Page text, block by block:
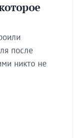
после
никто не